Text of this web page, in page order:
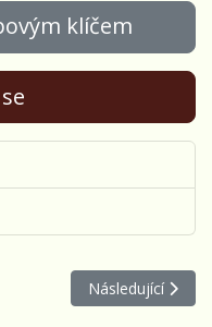
klíčem
Další článek:
Následující